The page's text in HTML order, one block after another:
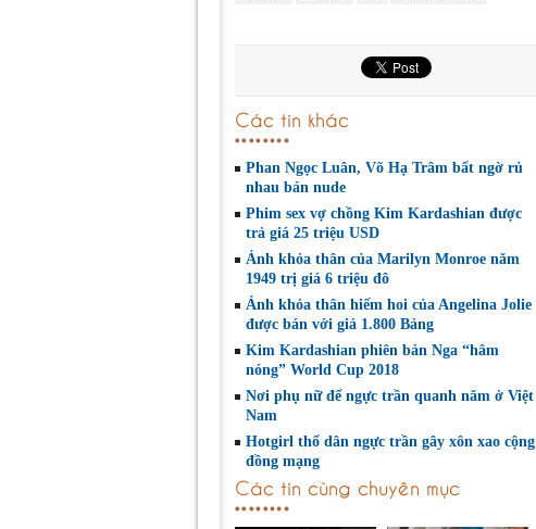
Các tin khác
Phan Ngọc Luân, Võ Hạ Trâm bất ngờ rủ
nhau bán nude
Phim sex vợ chồng Kim Kardashian được
trả giá 25 triệu USD
Ảnh khỏa thân của Marilyn Monroe năm
1949 trị giá 6 triệu đô
Ảnh khỏa thân hiếm hoi của Angelina Jolie
được bán với giá 1.800 Bảng
Kim Kardashian phiên bản Nga “hâm
nóng” World Cup 2018
Nơi phụ nữ để ngực trần quanh năm ở Việt
Nam
Hotgirl thổ dân ngực trần gây xôn xao cộng
đồng mạng
Các tin cùng chuyên mục